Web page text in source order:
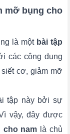
mỡ bụng cho
là một bài tập
các công dụng
cơ, giảm mỡ
tập này bởi sự
vậy, đây được
cho nam là chủ